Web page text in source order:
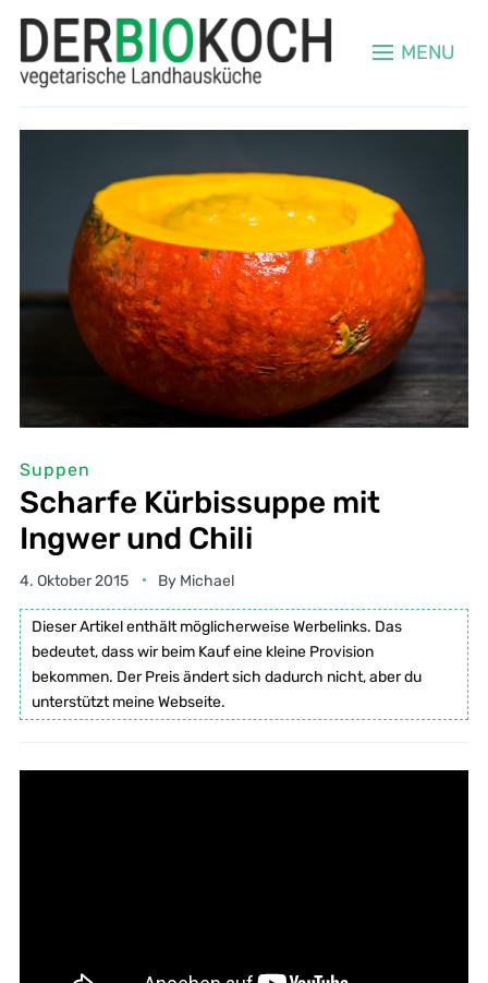
MENU
Suppen
Scharfe Kürbissuppe mit
Ingwer und Chili
4. Oktober 2015 By Michael
Dieser Artikel enthält möglicherweise Werbelinks. Das
bedeutet, dass wir beim Kauf eine kleine Provision
bekommen. Der Preis ändert sich dadurch nicht, aber du
unterstützt meine Webseite.